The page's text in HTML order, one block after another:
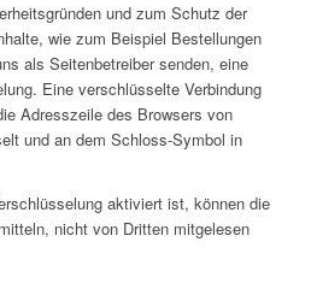
und zum Schutz der
wie zum Beispiel Bestellungen
als Seitenbetreiber senden, eine
Eine verschlüsselte Verbindung
Adresszeile des Browsers von
und an dem Schloss-Symbol in
aktiviert ist, können die
nicht von Dritten mitgelesen